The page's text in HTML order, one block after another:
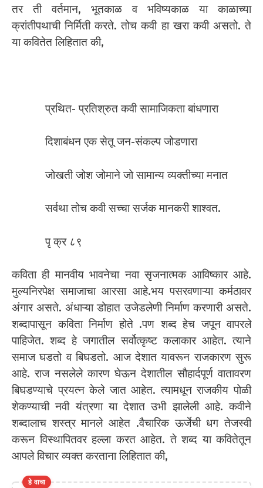
तर ती वर्तमान, भूतकाळ व भविष्यकाळ या काळाच्या
क्रांतीपथाची निर्मिती करते. तोच कवी हा खरा कवी असतो. ते
या कवितेत लिहितात की,
प्रथित- प्रतिश्रुत कवी सामाजिकता बांधणारा
दिशाबंधन एक सेतू जन-संकल्प जोडणारा
जोखती जोश जोमाने जो सामान्य व्यक्तीच्या मनात
सर्वथा तोच कवी सच्चा सर्जक मानकरी शाश्वत.
पृ क्र ८९
कविता ही मानवीय भावनेचा नवा सृजनात्मक आविष्कार आहे.
मुल्यनिरपेक्ष समाजाचा आरसा आहे.भय पसरवणाऱ्या कर्मठावर
अंगार असते. अंधाऱ्या डोहात उजेडलेणी निर्माण करणारी असते.
शब्दापासून कविता निर्माण होते .पण शब्द हेच जपून वापरले
पाहिजेत. शब्द हे जगातील सर्वोत्कृष्ट कलाकार आहेत. त्याने
समाज घडतो व बिघडतो. आज देशात यावरून राजकारण सुरू
आहे. राज नसलेले कारण घेऊन देशातील सौहार्दपूर्ण वातावरण
बिघडण्याचे प्रयत्न केले जात आहेत. त्यामधून राजकीय पोळी
शेकण्याची नवी यंत्रणा या देशात उभी झालेली आहे. कवीने
शब्दालाच शस्त्र मानले आहेत .वैचारिक ऊर्जेची धग तेजस्वी
करून विस्थापितवर हल्ला करत आहेत. ते शब्द या कवितेतून
आपले विचार व्यक्त करताना लिहितात की,
हे वाचा